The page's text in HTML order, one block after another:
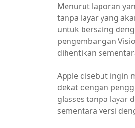
Menurut laporan
tanpa layar yang
untuk bersaing
pengembangan
dihentikan
Apple disebut ingin
dekat dengan
glasses tanpa layar
sementara versi